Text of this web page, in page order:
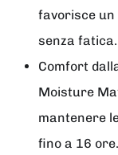
favorisce un
senza fatica.
Comfort
Moisture
mantenere
fino a 16 ore.